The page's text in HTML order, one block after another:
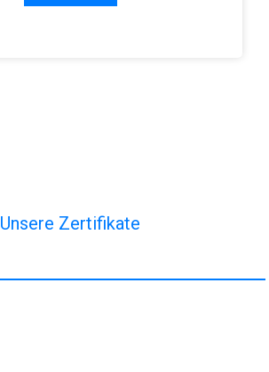
Unsere Zertifikate